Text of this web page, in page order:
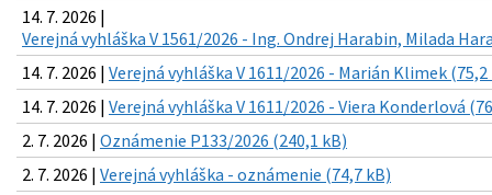
14. 7. 2026 |
Verejná vyhláška V 1561/2026 - Ing. Ondrej Harabin, Milada
14. 7. 2026 | Verejná vyhláška V 1611/2026 - Marián Klimek (75,2
14. 7. 2026 | Verejná vyhláška V 1611/2026 - Viera Konderlová
2. 7. 2026 | Oznámenie P133/2026 (240,1 kB)
2. 7. 2026 | Verejná vyhláška - oznámenie (74,7 kB)